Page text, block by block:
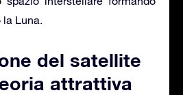
la Luna.
del satellite
attrattiva